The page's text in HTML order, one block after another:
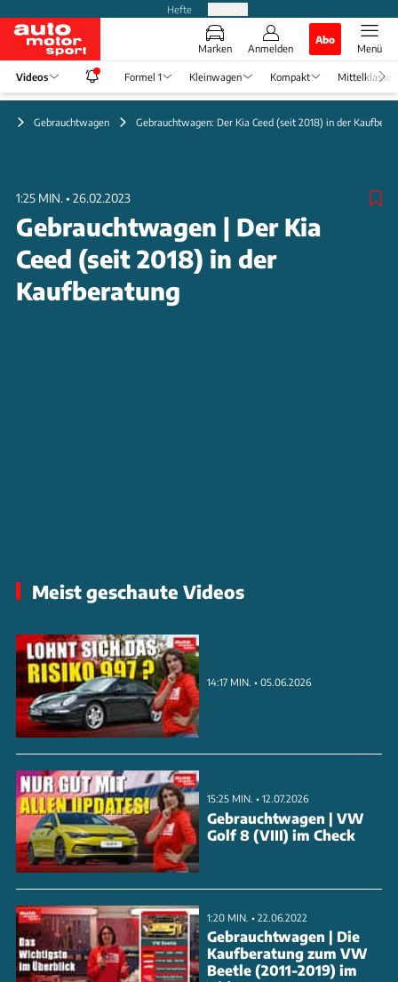
Hefte
Marken Anmelden
Abo
Menü
Videos Formel 1 Kleinwagen Kompakt Mittelklasse
Gebrauchtwagen Gebrauchtwagen: Der Kia Ceed (seit 2018) in der
1:25 MIN. • 26.02.2023
Gebrauchtwagen | Der Kia
Ceed (seit 2018) in der
Kaufberatung
Meist geschaute Videos
14:17 MIN. • 05.06.2026
15:25 MIN. • 12.07.2026
Gebrauchtwagen | VW
Golf 8 (VIII) im Check
1:20 MIN. • 22.06.2022
Gebrauchtwagen | Die
Kaufberatung zum VW
Beetle (2011-2019) im